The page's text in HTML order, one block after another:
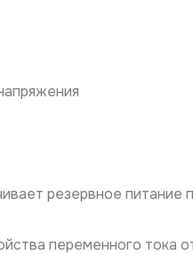
резервное питание
переменного тока